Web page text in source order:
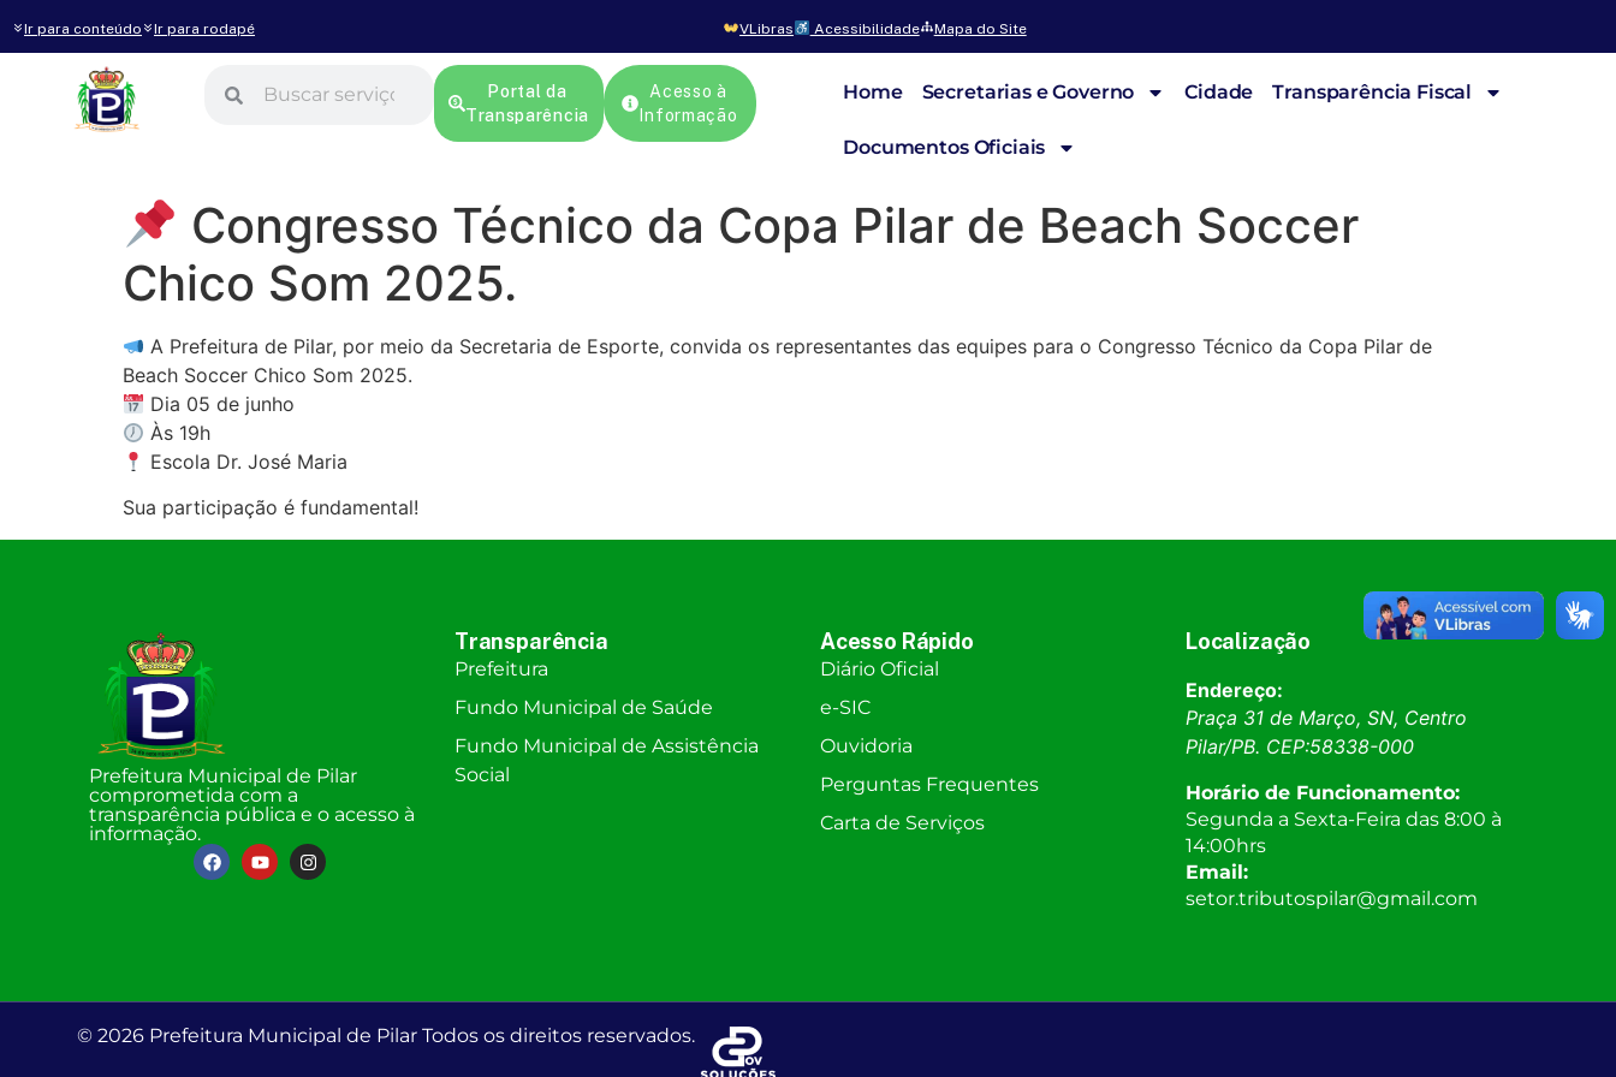
Ir para conteúdo Ir para rodapé VLibras Acessibilidade Mapa do Site
Portal da
Transparência
Acesso à
Informação
Home Secretarias e Governo Cidade Transparência Fiscal
Documentos Oficiais
Congresso Técnico da Copa Pilar de Beach Soccer
Chico Som 2025.
A Prefeitura de Pilar, por meio da Secretaria de Esporte, convida os representantes das equipes para o Congresso Técnico da Copa Pilar de
Beach Soccer Chico Som 2025.
Dia 05 de junho
Às 19h
Escola Dr. José Maria
Sua participação é fundamental!
Prefeitura Municipal de Pilar
comprometida com a
transparência pública e o acesso à
informação.
Transparência
Prefeitura
Fundo Municipal de Saúde
Fundo Municipal de Assistência
Social
Acesso Rápido
Diário Oficial
e-SIC
Ouvidoria
Perguntas Frequentes
Carta de Serviços
Localização
Endereço:
Praça 31 de Março, SN, Centro
Pilar/PB. CEP:58338-000
Horário de Funcionamento:
Segunda a Sexta-Feira das 8:00 à
14:00hrs
Email:
setor.tributospilar@gmail.com
© 2026 Prefeitura Municipal de Pilar Todos os direitos reservados.